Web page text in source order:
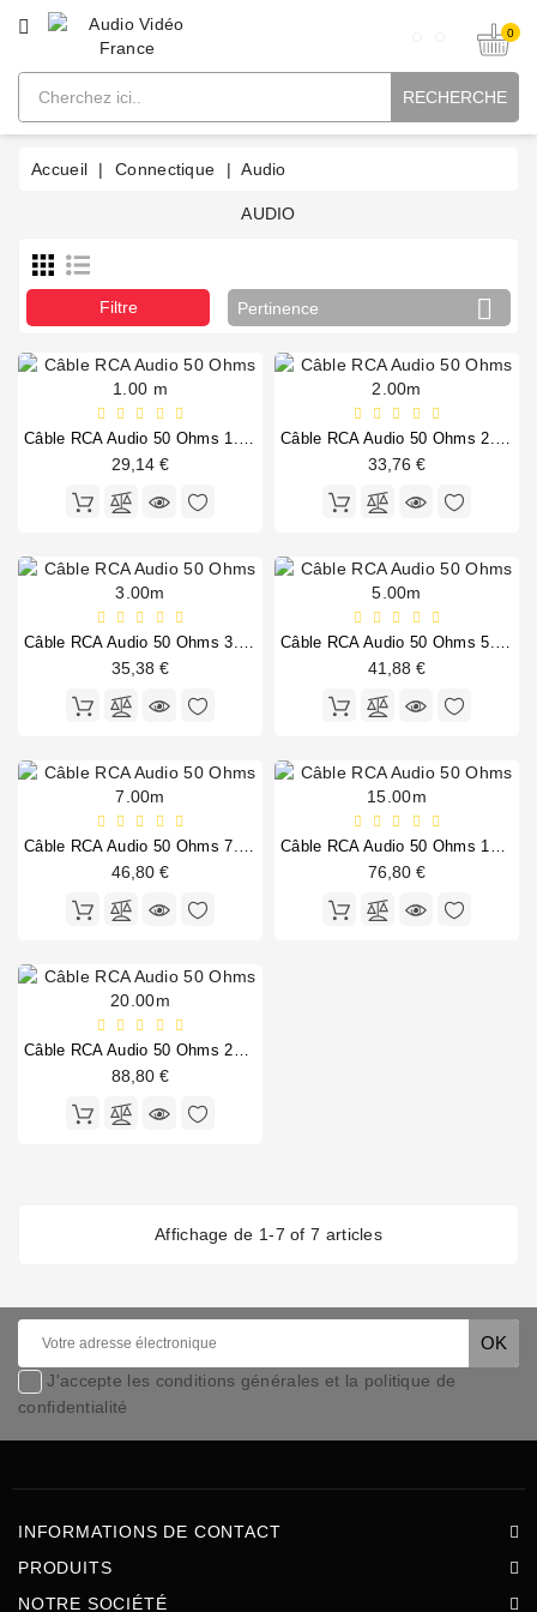
CATÉGORIE
RECHERCHE
0
Accueil Connectique Audio
AUDIO
Filtre Pertinence 
Câble RCA Audio 50 Ohms 1.00 m
29,14 €
Câble RCA Audio 50 Ohms 2.00m
33,76 €
Câble RCA Audio 50 Ohms 3.00m
35,38 €
Câble RCA Audio 50 Ohms 5.00m
41,88 €
Câble RCA Audio 50 Ohms 7.00m
46,80 €
Câble RCA Audio 50 Ohms 15.00m
76,80 €
Câble RCA Audio 50 Ohms 20.00m
88,80 €
Affichage de 1-7 of 7 articles
J'accepte les conditions générales et la politique de
confidentialité
INFORMATIONS DE CONTACT
PRODUITS
NOTRE SOCIÉTÉ